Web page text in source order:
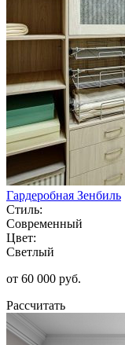
Гардеробная Зенбиль
Стиль:
Современный
Цвет:
Светлый
от 60 000 руб.
Рассчитать